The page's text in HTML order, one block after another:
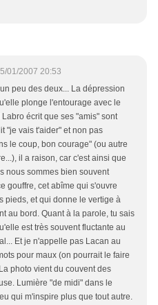
01/2007 20:53
un peu des deux... La dépression
plonge l'entourage avec le
écrit que ses "amis" sont
"je vais t'aider" et non pas
le coup, bon courage" (ou autre
il a raison, car c'est ainsi que
nous sommes bien souvent
gouffre, cet abîme qui s'ouvre
pieds, et qui donne le vertige à
au bord. Quant à la parole, tu sais
est très souvent fluctante au
Et je n'appelle pas Lacan au
pour maux (on pourrait le faire
photo vient du couvent des
Lumière "de midi" dans le
qui m'inspire plus que tout autre.